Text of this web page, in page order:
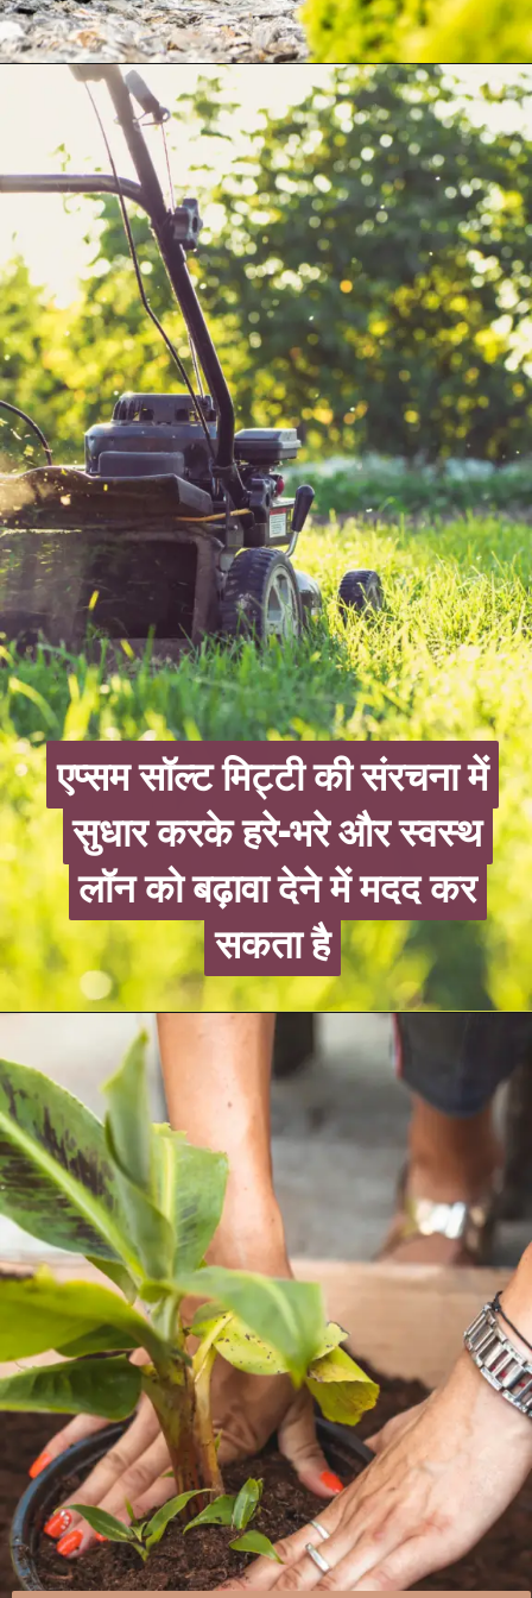
एप्सम सॉल्ट मिट्टी की संरचना में
सुधार करके हरे-भरे और स्वस्थ
लॉन को बढ़ावा देने में मदद कर
सकता है
एप्सम सॉल्ट मिट्टी की संरचना में
सुधार करके हरे-भरे और स्वस्थ
लॉन को बढ़ावा देने में मदद कर
सकता है